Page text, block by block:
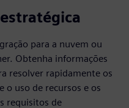
para a nuvem ou
Obtenha informações
resolver rapidamente os
o uso de recursos e os
requisitos de